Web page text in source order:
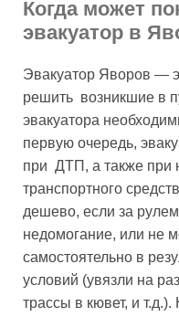
Когда может
эвакуатор в
Эвакуатор Яворов —
решить возникшие в
эвакуатора
первую очередь,
при ДТП, а также при
транспортного
дешево, если за
недомогание, или не
самостоятельно в
условий (увязли на
трассы в кювет, и